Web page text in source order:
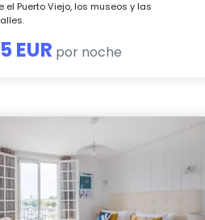
el Puerto Viejo, los museos y las
EUR por noche